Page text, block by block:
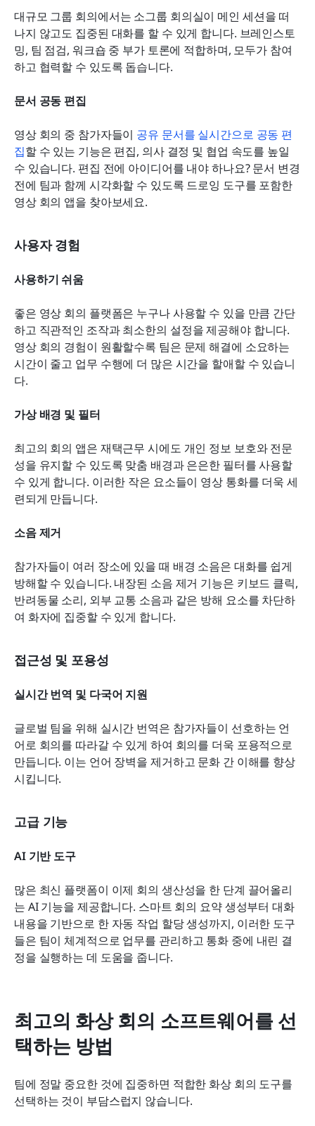
대규모 그룹 회의에서는 소그룹 회의실이 메인 세션을 떠
나지 않고도 집중된 대화를 할 수 있게 합니다. 브레인스토
밍, 팀 점검, 워크숍 중 부가 토론에 적합하며, 모두가 참여
하고 협력할 수 있도록 돕습니다.
문서 공동 편집
영상 회의 중 참가자들이 공유 문서를 실시간으로 공동 편
집할 수 있는 기능은 편집, 의사 결정 및 협업 속도를 높일
수 있습니다. 편집 전에 아이디어를 내야 하나요? 문서 변경
전에 팀과 함께 시각화할 수 있도록 드로잉 도구를 포함한
영상 회의 앱을 찾아보세요.
사용자 경험
사용하기 쉬움
좋은 영상 회의 플랫폼은 누구나 사용할 수 있을 만큼 간단
하고 직관적인 조작과 최소한의 설정을 제공해야 합니다.
영상 회의 경험이 원활할수록 팀은 문제 해결에 소요하는
시간이 줄고 업무 수행에 더 많은 시간을 할애할 수 있습니
다.
가상 배경 및 필터
최고의 회의 앱은 재택근무 시에도 개인 정보 보호와 전문
성을 유지할 수 있도록 맞춤 배경과 은은한 필터를 사용할
수 있게 합니다. 이러한 작은 요소들이 영상 통화를 더욱 세
련되게 만듭니다.
소음 제거
참가자들이 여러 장소에 있을 때 배경 소음은 대화를 쉽게
방해할 수 있습니다. 내장된 소음 제거 기능은 키보드 클릭,
반려동물 소리, 외부 교통 소음과 같은 방해 요소를 차단하
여 화자에 집중할 수 있게 합니다.
접근성 및 포용성
실시간 번역 및 다국어 지원
글로벌 팀을 위해 실시간 번역은 참가자들이 선호하는 언
어로 회의를 따라갈 수 있게 하여 회의를 더욱 포용적으로
만듭니다. 이는 언어 장벽을 제거하고 문화 간 이해를 향상
시킵니다.
고급 기능
AI 기반 도구
많은 최신 플랫폼이 이제 회의 생산성을 한 단계 끌어올리
는 AI 기능을 제공합니다. 스마트 회의 요약 생성부터 대화
내용을 기반으로 한 자동 작업 할당 생성까지, 이러한 도구
들은 팀이 체계적으로 업무를 관리하고 통화 중에 내린 결
정을 실행하는 데 도움을 줍니다.
최고의 화상 회의 소프트웨어를 선
택하는 방법
팀에 정말 중요한 것에 집중하면 적합한 화상 회의 도구를
선택하는 것이 부담스럽지 않습니다.